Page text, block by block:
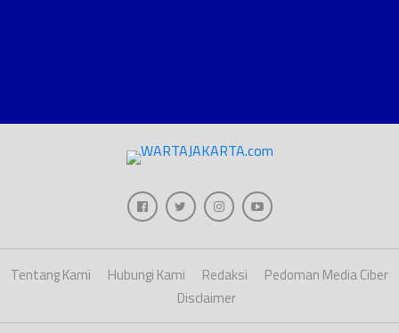
Tentang Kami Hubungi Kami Redaksi
Pedoman Media Ciber
Disclaimer